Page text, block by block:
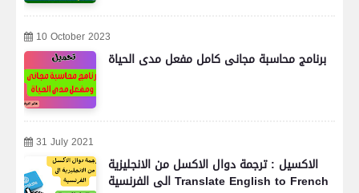
10 October 2023
برنامج محاسبة مجانى كامل مفعل مدى الحياة
31 July 2021
الاكسيل : ترجمة دوال الاكسل من الانجليزية
الى الفرنسية Translate English to French